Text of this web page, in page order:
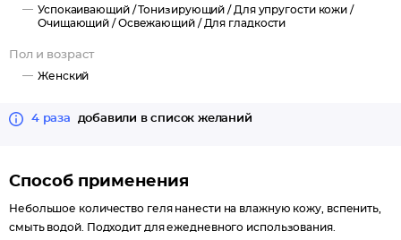
Успокаивающий /Тонизирующий / Для упругости кожи /
Очищающий /Освежающий / Для гладкости
Пол и возраст
Женский
4 раза добавили в список желаний
Способ применения
Небольшое количество геля нанести на влажную кожу, вспенить,
смыть водой. Подходит для ежедневного использования.